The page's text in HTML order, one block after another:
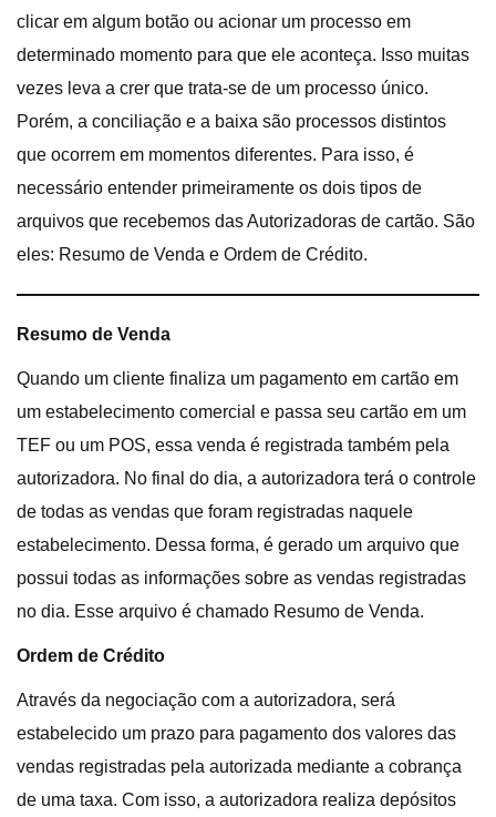
clicar em algum botão ou acionar um processo em
determinado momento para que ele aconteça. Isso muitas
vezes leva a crer que trata-se de um processo único.
Porém, a conciliação e a baixa são processos distintos
que ocorrem em momentos diferentes. Para isso, é
necessário entender primeiramente os dois tipos de
arquivos que recebemos das Autorizadoras de cartão. São
eles: Resumo de Venda e Ordem de Crédito.
Resumo de Venda
Quando um cliente finaliza um pagamento em cartão em
um estabelecimento comercial e passa seu cartão em um
TEF ou um POS, essa venda é registrada também pela
autorizadora. No final do dia, a autorizadora terá o controle
de todas as vendas que foram registradas naquele
estabelecimento. Dessa forma, é gerado um arquivo que
possui todas as informações sobre as vendas registradas
no dia. Esse arquivo é chamado Resumo de Venda.
Ordem de Crédito
Através da negociação com a autorizadora, será
estabelecido um prazo para pagamento dos valores das
vendas registradas pela autorizada mediante a cobrança
de uma taxa. Com isso, a autorizadora realiza depósitos